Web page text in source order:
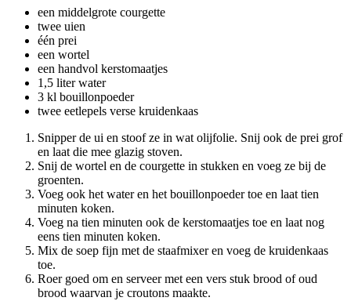
een middelgrote courgette
twee uien
één prei
een wortel
een handvol kerstomaatjes
1,5 liter water
3 kl bouillonpoeder
twee eetlepels verse kruidenkaas
Snipper de ui en stoof ze in wat olijfolie. Snij ook de prei grof
en laat die mee glazig stoven.
Snij de wortel en de courgette in stukken en voeg ze bij de
groenten.
Voeg ook het water en het bouillonpoeder toe en laat tien
minuten koken.
Voeg na tien minuten ook de kerstomaatjes toe en laat nog
eens tien minuten koken.
Mix de soep fijn met de staafmixer en voeg de kruidenkaas
toe.
Roer goed om en serveer met een vers stuk brood of oud
brood waarvan je croutons maakte.